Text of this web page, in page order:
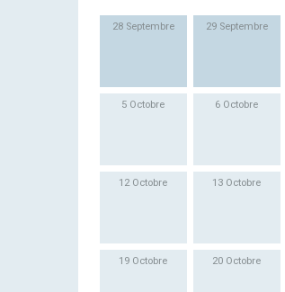
28 Septembre 29 Septembre
5 Octobre 6 Octobre
12 Octobre 13 Octobre
19 Octobre 20 Octobre